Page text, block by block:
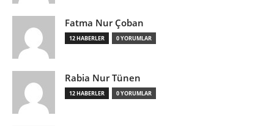
Fatma Nur Çoban
12 HABERLER 0 YORUMLAR
Rabia Nur Tünen
12 HABERLER 0 YORUMLAR